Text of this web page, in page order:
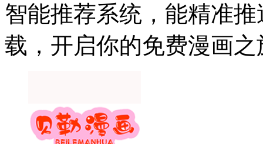
智能推荐系统，能精准
载，开启你的免费漫画之